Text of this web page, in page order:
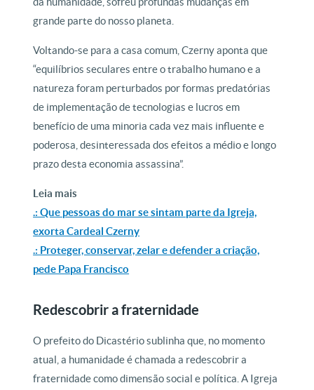
grande parte do nosso planeta.
Voltando-se para a casa comum, Czerny aponta que
“equilíbrios seculares entre o trabalho humano e a
natureza foram perturbados por formas predatórias
de implementação de tecnologias e lucros em
benefício de uma minoria cada vez mais influente e
poderosa, desinteressada dos efeitos a médio e longo
prazo desta economia assassina”.
Leia mais
.: Que pessoas do mar se sintam parte da Igreja,
exorta Cardeal Czerny
.: Proteger, conservar, zelar e defender a criação,
pede Papa Francisco
Redescobrir a fraternidade
O prefeito do Dicastério sublinha que, no momento
atual, a humanidade é chamada a redescobrir a
fraternidade como dimensão social e política. A Igreja